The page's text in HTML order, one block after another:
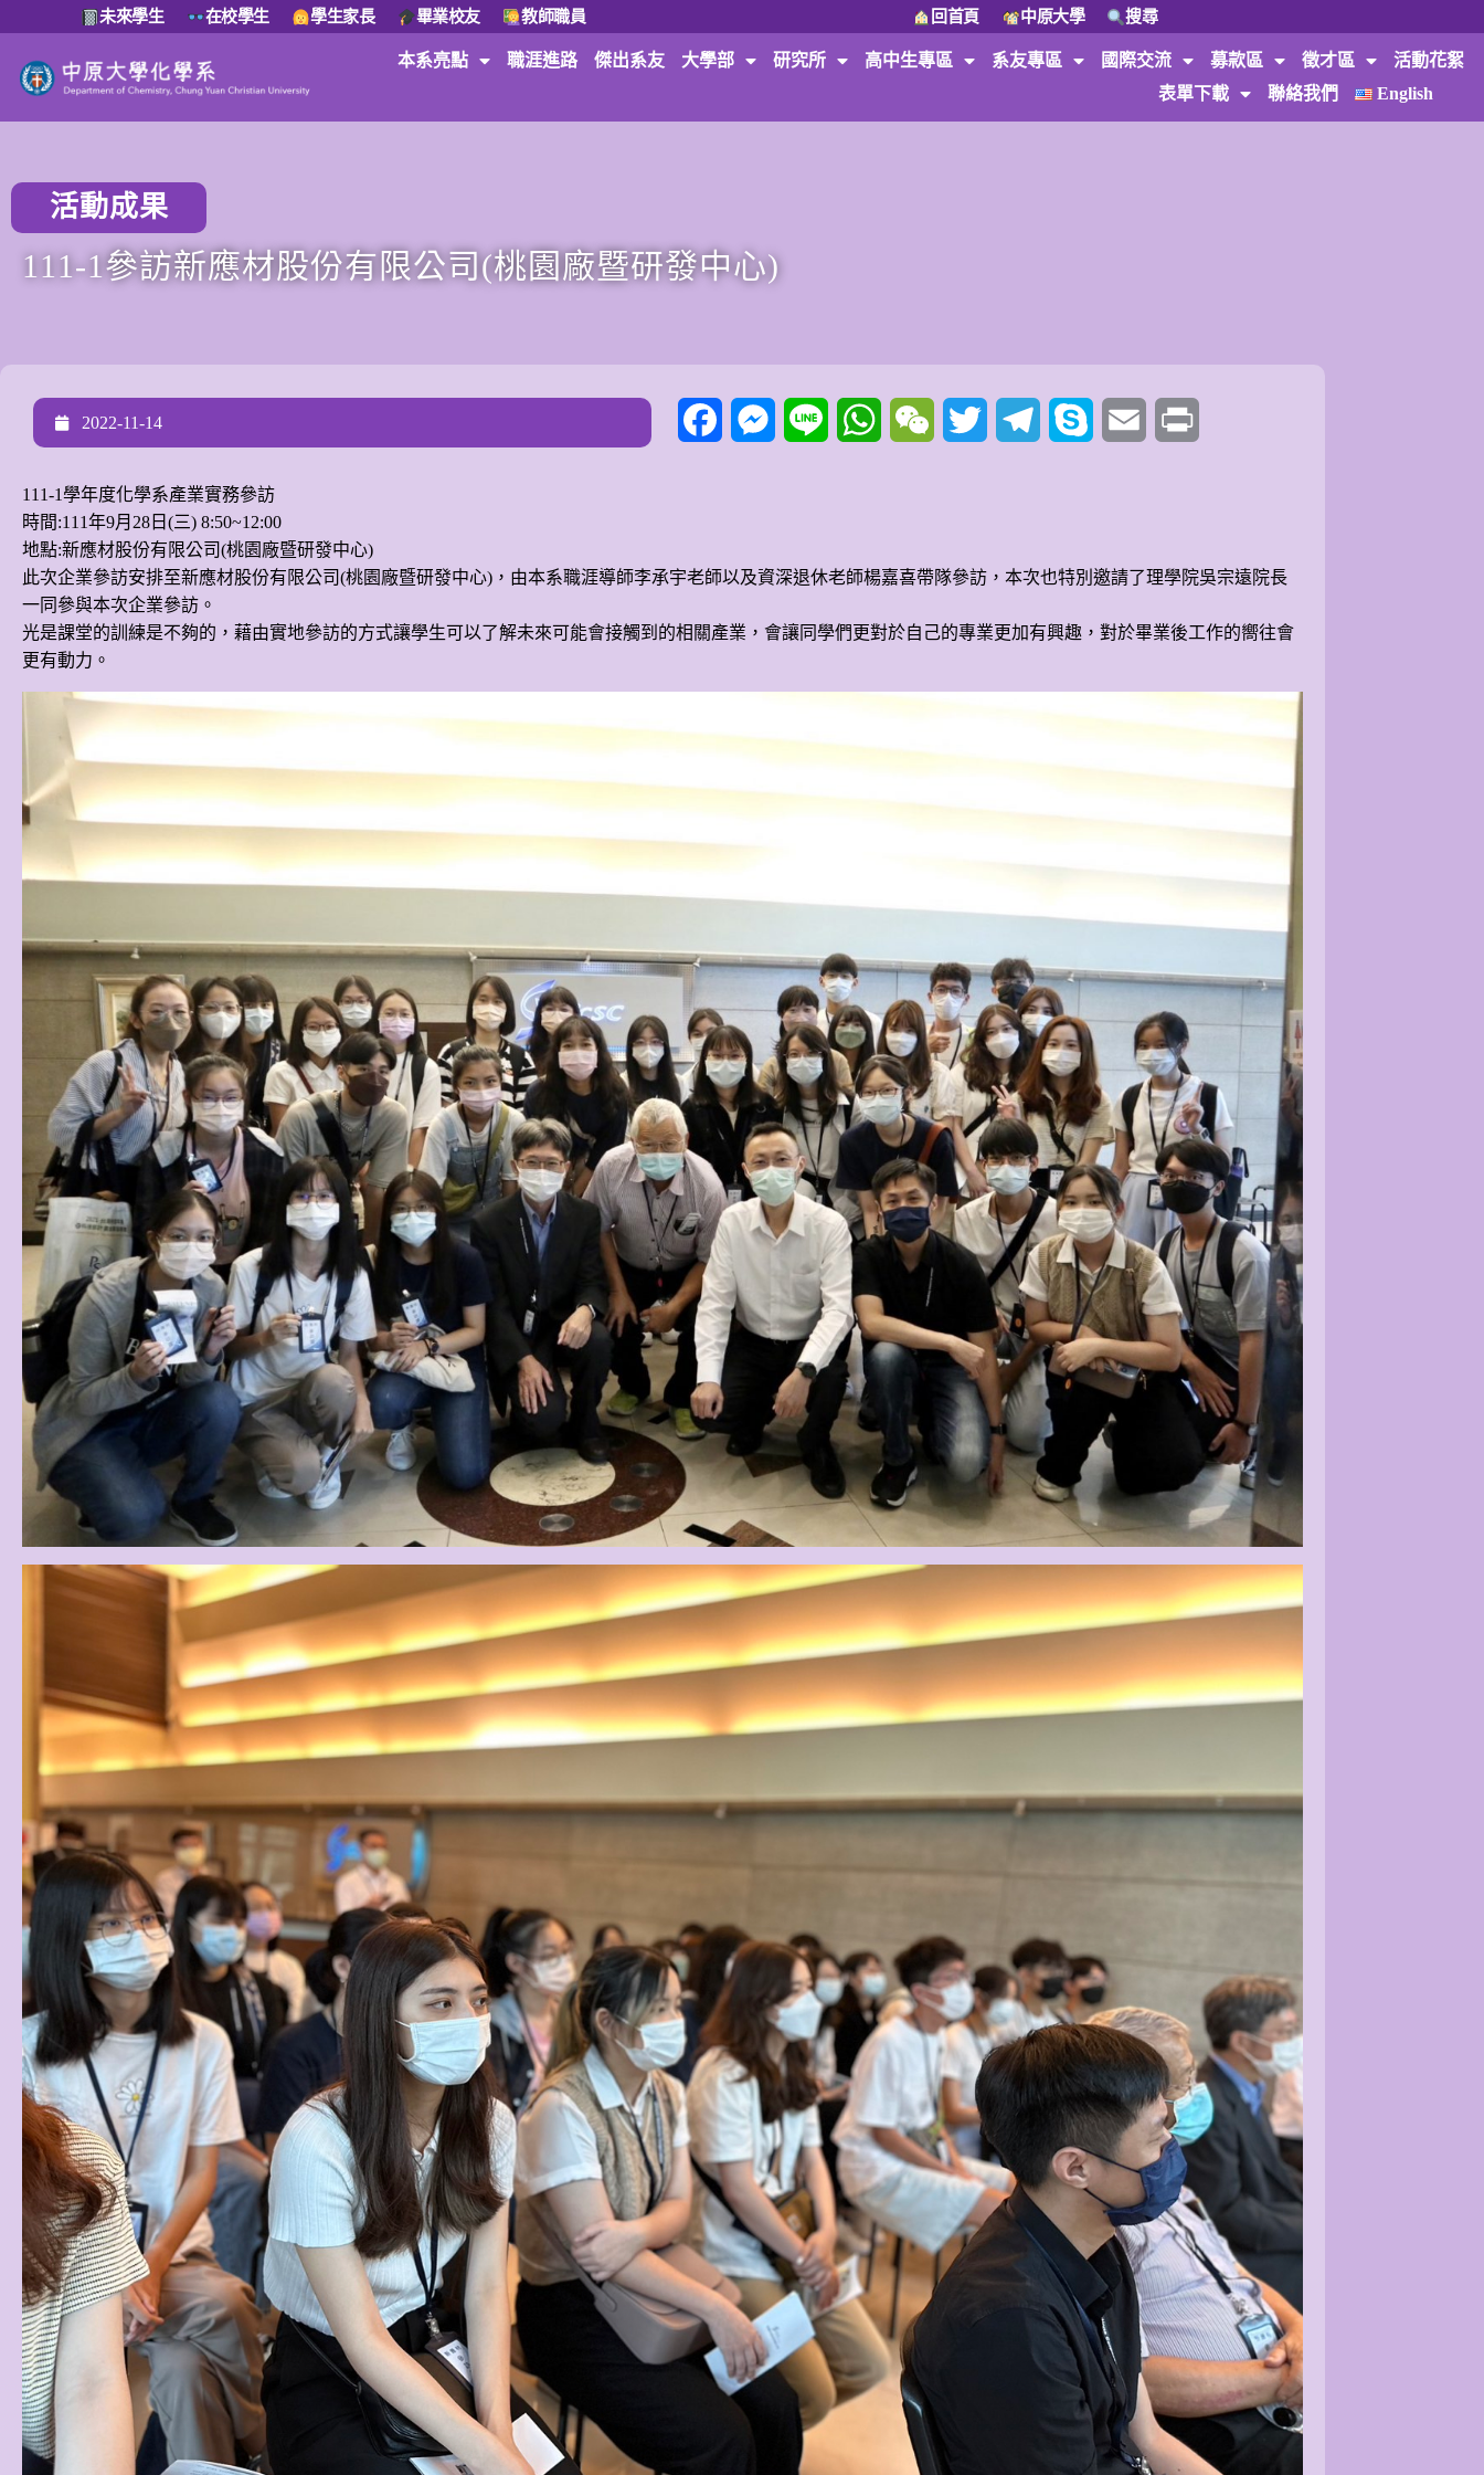
未來學生 在校學生 學生家長 畢業校友 教師職員 回首頁 中原大學 搜尋
本系亮點 職涯進路 傑出系友 大學部 研究所 高中生專區 系友專區 國際交流 募款區 徵才區
活動花絮
表單下載
聯絡我們 English
活動成果
111-1參訪新應材股份有限公司(桃園廠暨研發中心)
2022-11-14 FacebookMessengerLine WhatsAppWeChat Twitter Telegram Skype Email
111-1學年度化學系產業實務參訪
時間:111年9月28日(三) 8:50~12:00
地點:新應材股份有限公司(桃園廠暨研發中心)
此次企業參訪安排至新應材股份有限公司(桃園廠暨研發中心)，由本系職涯導師李承宇老師以及資深退休老師楊嘉喜帶隊參訪，本次也特別邀請了理學院吳宗遠院長
一同參與本次企業參訪。
光是課堂的訓練是不夠的，藉由實地參訪的方式讓學生可以了解未來可能會接觸到的相關產業，會讓同學們更對於自己的專業更加有興趣，對於畢業後工作的嚮往會
更有動力。